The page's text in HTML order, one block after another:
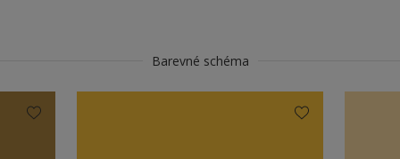
Barevné schéma